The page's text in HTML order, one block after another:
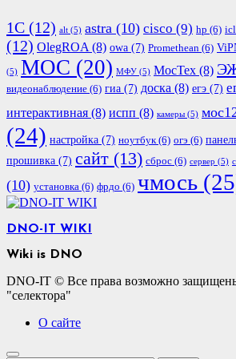
1С (12) alt (5) astra (10) cisco (9) hp (6) icl
(12) OlegROA (8) owa (7) Promethean (6)
(5) МОС (20) МФУ (5) МосТех (8)
видеонаблюдение (6) гиа (7) доска (8) егэ (7)
интерактивная (8) испп (8) камеры (5)
(24) настройка (7) ноутбук(6) огэ (6)
прошивка (7) сайт (13) сброс (6) сервер (5)
(10) установка (6) фрдо (6) чмось
DNO-IT WIKI
Wiki is DNO
DNO-IT © Все права возможно
"селектора"
О сайте